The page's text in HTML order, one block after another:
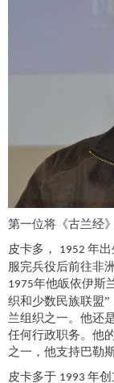
第一位将《古兰经
皮卡多 ， 1952 年出
服完兵役后前往非
1975年他皈依伊斯
织和少数民族联盟
兰组织之一。他还
任何行政职务。他
之一，他支持巴勒
皮卡多于 1993 年创